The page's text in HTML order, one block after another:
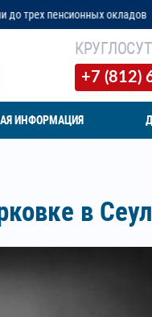
+7 (812)
ИНФОРМАЦИЯ
в